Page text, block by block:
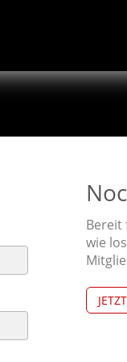
Bereit
wie